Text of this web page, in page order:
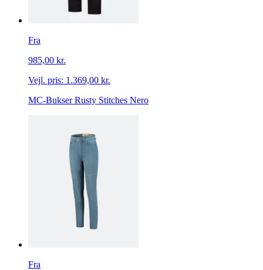
Fra
985,00 kr.
Vejl. pris: 1.369,00 kr.
MC-Bukser Rusty Stitches Nero
Fra